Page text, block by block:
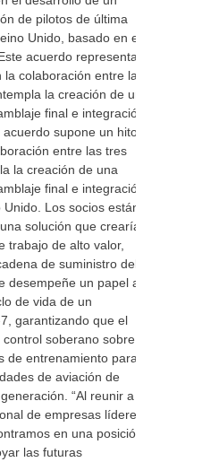
de pilotos de última
Unido, basado en el
acuerdo representa
colaboración entre las
la creación de una
final e integración
supone un hito
entre las tres
la creación de una
final e integración
Los socios están
solución que crearía
trabajo de alto valor,
de suministro del
desempeñe un papel a
de vida de un
garantizando que el
soberano sobre
de entrenamiento para
de aviación de
“Al reunir a
de empresas líderes
en una posición
las futuras